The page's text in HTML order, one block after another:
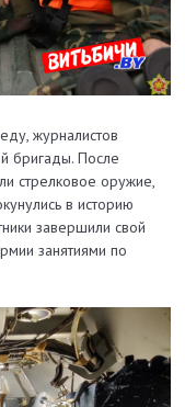
журналистов
бригады. После
стрелковое оружие,
в историю
завершили свой
занятиями по